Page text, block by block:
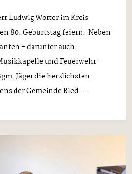
Ludwig Wörter im Kreis
80. Geburtstag feiern. Neben
- darunter auch
und Feuerwehr -
Jäger die herzlichsten
der Gemeinde Ried ...